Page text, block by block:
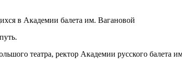
в Академии балета им. Вагановой
театра, ректор Академии русского